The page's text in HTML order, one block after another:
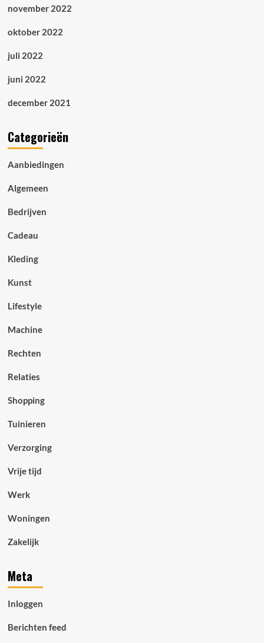
november 2022
oktober 2022
juli 2022
juni 2022
december 2021
Categorieën
Aanbiedingen
Algemeen
Bedrijven
Cadeau
Kleding
Kunst
Lifestyle
Machine
Rechten
Relaties
Shopping
Tuinieren
Verzorging
Vrije tijd
Werk
Woningen
Zakelijk
Meta
Inloggen
Berichten feed